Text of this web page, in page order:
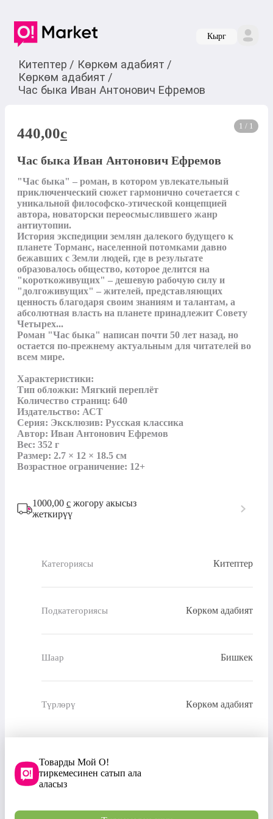
Кырг
Китептер / Көркөм адабият /
Көркөм адабият /
Час быка Иван Антонович Ефремов
1 / 1
440,00c
Час быка Иван Антонович Ефремов
"Час быка" – роман, в котором увлекательный
приключенческий сюжет гармонично сочетается с
уникальной философско-этической концепцией
автора, новаторски переосмыслившего жанр
антиутопии.
История экспедиции землян далекого будущего к
планете Торманс, населенной потомками давно
бежавших с Земли людей, где в результате
образовалось общество, которое делится на
"короткоживущих" – дешевую рабочую силу и
"долгоживущих" – жителей, представляющих
ценность благодаря своим знаниям и талантам, а
абсолютная власть на планете принадлежит Совету
Четырех...
Роман "Час быка" написан почти 50 лет назад, но
остается по-прежнему актуальным для читателей во
всем мире.
Характеристики:
Тип обложки: Мягкий переплёт
Количество страниц: 640
Издательство: АСТ
Серия: Эксклюзив: Русская классика
Автор: Иван Антонович Ефремов
Вес: 352 г
Размер: 2.7 × 12 × 18.5 см
Возрастное ограничение: 12+
1000,00 с жогору акысыз
жеткирүү
Категориясы Китептер
Подкатегориясы Көркөм адабият
Шаар Бишкек
Түрлөрү Көркөм адабият
Товарды Мой О!
тиркемесинен сатып ала
аласыз